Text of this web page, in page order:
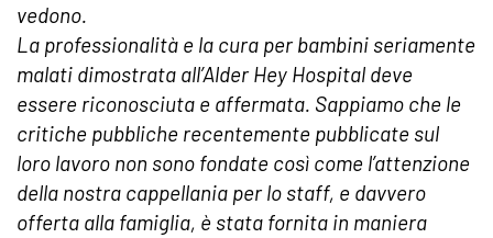
vedono.
La professionalità e la cura per bambini seriamente
malati dimostrata all’Alder Hey Hospital deve
essere riconosciuta e affermata. Sappiamo che le
critiche pubbliche recentemente pubblicate sul
loro lavoro non sono fondate così come l’attenzione
della nostra cappellania per lo staff, e davvero
offerta alla famiglia, è stata fornita in maniera